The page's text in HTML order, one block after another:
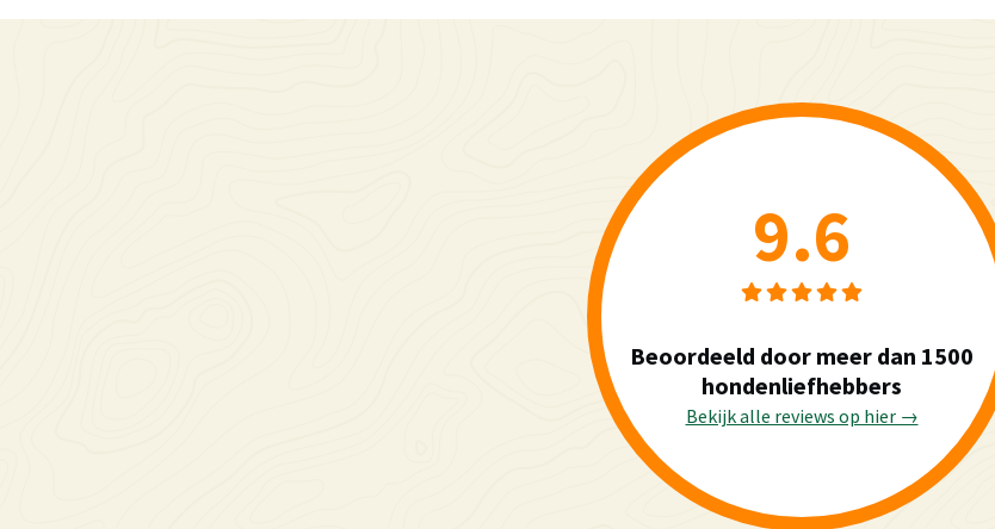
9.6
Beoordeeld door meer dan 1500
hondenliefhebbers
Bekijk alle reviews op hier →